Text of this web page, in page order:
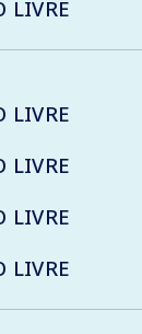
LIVRE
LIVRE
LIVRE
LIVRE
LIVRE